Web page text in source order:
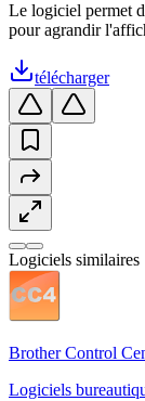
Le logiciel permet
pour agrandir
télécharger
Logiciels similaires
Brother Control
Logiciels